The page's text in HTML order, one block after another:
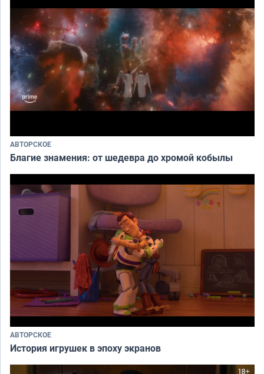
АВТОРСКОЕ
Благие знамения: от шедевра до хромой кобылы
АВТОРСКОЕ
История игрушек в эпоху экранов